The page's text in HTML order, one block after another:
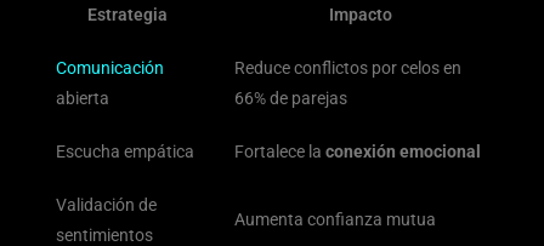
Estrategia Impacto
Comunicación
abierta
Reduce conflictos por celos en
66% de parejas
Escucha empática Fortalece la conexión emocional
Validación de
sentimientos
Aumenta confianza mutua